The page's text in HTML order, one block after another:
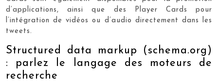
d’applications, ainsi que des Player Cards pour
l’intégration de vidéos ou d’audio directement dans les
tweets.
Structured data markup (schema.org)
: parlez le langage des moteurs de
recherche